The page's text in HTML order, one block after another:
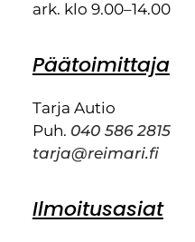
ark. klo 9.00–14.00
Päätoimittaja
Tarja Autio
Puh. 040 586 2815
tarja@reimari.fi
Ilmoitusasiat